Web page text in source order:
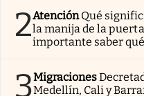
2AtenciónQué
la manija de la
importante saber
3Migraciones
Medellín, Cali y